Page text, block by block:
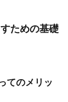
ための基礎
てのメリッ